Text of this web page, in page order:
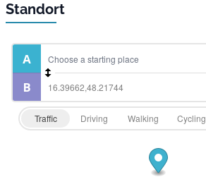
Standort
Traffic Driving Walking Cycling